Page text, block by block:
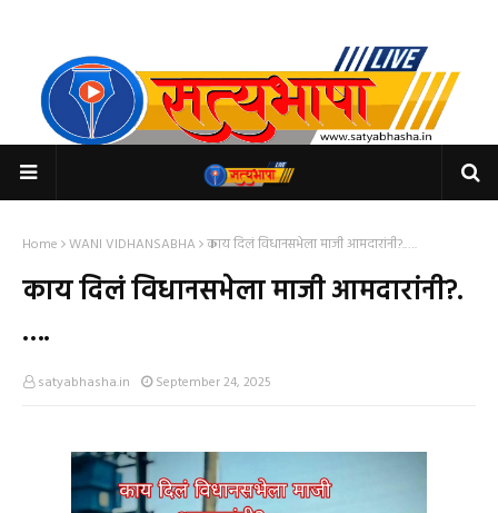
Home WANI VIDHANSABHA काय दिलं विधानसभेला माजी आमदारांनी?.….
काय दिलं विधानसभेला माजी आमदारांनी?.
….
satyabhasha.in September 24, 2025